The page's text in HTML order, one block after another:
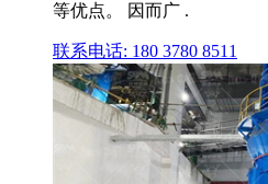
等优点。 因而广 .
联系电话: 180 3780 8511